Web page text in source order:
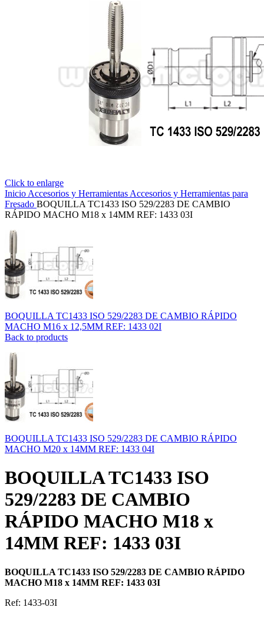
Click to enlarge
Inicio Accesorios y Herramientas Accesorios y Herramientas para
Fresado BOQUILLA TC1433 ISO 529/2283 DE CAMBIO
RÁPIDO MACHO M18 x 14MM REF: 1433 03I
BOQUILLA TC1433 ISO 529/2283 DE CAMBIO RÁPIDO
MACHO M16 x 12,5MM REF: 1433 02I
Back to products
BOQUILLA TC1433 ISO 529/2283 DE CAMBIO RÁPIDO
MACHO M20 x 14MM REF: 1433 04I
BOQUILLA TC1433 ISO
529/2283 DE CAMBIO
RÁPIDO MACHO M18 x
14MM REF: 1433 03I
BOQUILLA TC1433 ISO 529/2283 DE CAMBIO RÁPIDO
MACHO M18 x 14MM REF: 1433 03I
Ref: 1433-03I